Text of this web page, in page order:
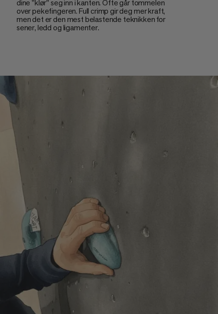
dine "klør" seg inn i kanten. Ofte går tommelen
over pekefingeren. Full crimp gir deg mer kraft,
men det er den mest belastende teknikken for
sener, ledd og ligamenter.